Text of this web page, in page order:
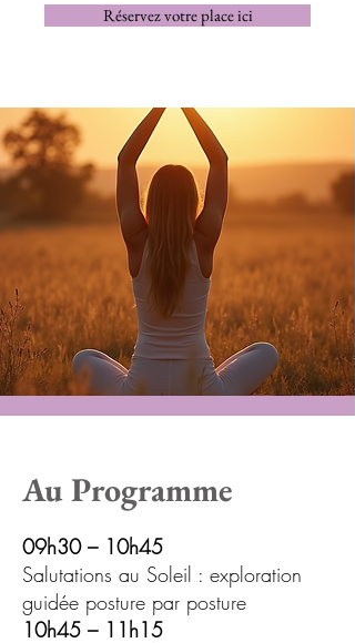
Réservez votre place ici
Au Programme
09h30 – 10h45
Salutations au Soleil : exploration
guidée posture par posture
10h45 – 11h15